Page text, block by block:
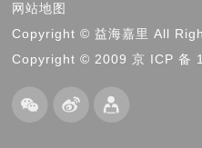
网站地图
Copyright © 益海嘉里 All
Copyright © 2009 京 ICP 备